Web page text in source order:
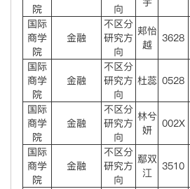
院
向
国际
商学
院
金融
不区分
研究方
向
郏怡
越
3628
国际
商学
院
金融
不区分
研究方
向
杜蕊 0528
国际
商学
院
金融
不区分
研究方
向
林兮
妍
002X
国际
商学
院
金融
不区分
研究方
向
鄢双
江
3510